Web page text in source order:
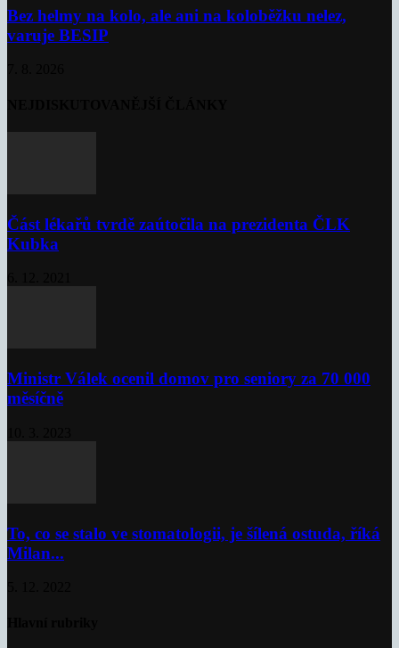
Bez helmy na kolo, ale ani na koloběžku nelez,
varuje BESIP
Část lékařů tvrdě zaútočila na prezidenta ČLK
Kubka
Ministr Válek ocenil domov pro seniory za 70 000
měsíčně
To, co se stalo ve stomatologii, je šílená ostuda, říká
Milan...